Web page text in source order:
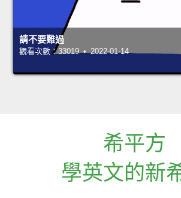
請不要難過
觀看次數：33019 • 2022-01-14
希平方
學英文的新